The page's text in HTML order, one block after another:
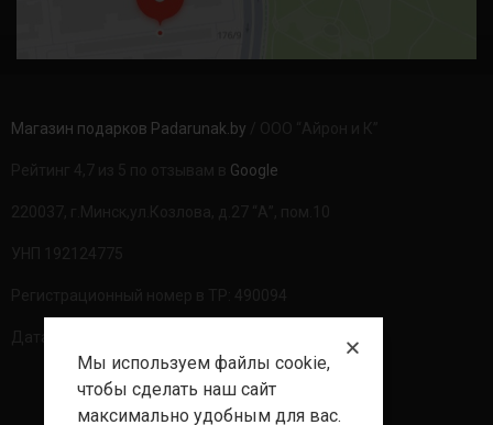
Магазин подарков Padarunak.by
Google
Мы используем файлы cookie,
чтобы сделать наш сайт
максимально удобным для вас.